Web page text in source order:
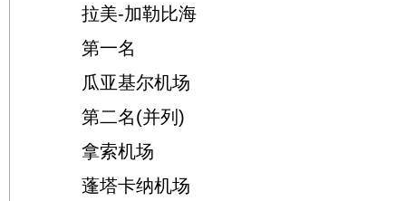
拉美-加勒比海
第一名
瓜亚基尔机场
第二名(并列)
拿索机场
蓬塔卡纳机场